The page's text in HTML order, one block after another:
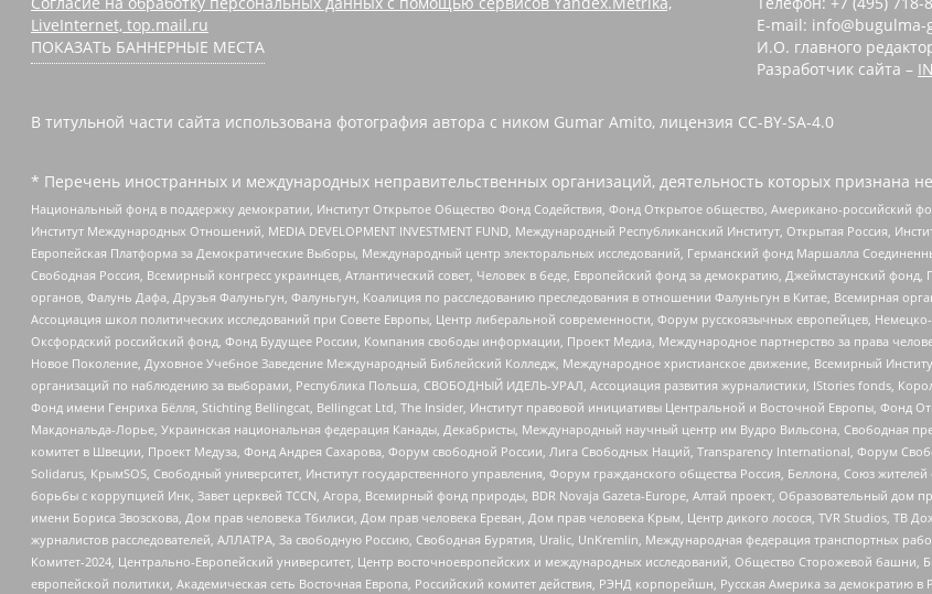
LiveInternet, top.mail.ru
ПОКАЗАТЬ БАННЕРНЫЕ МЕСТА
E-mail: info@bugulma-
И.О. главного
Разработчик сайта –
В титульной части сайта использована фотография автора с ником Gumar Amito, лицензия CC-BY-SA-4.0
* Перечень иностранных и международных неправительственных организаций, деятельность которых признана
Национальный фонд в поддержку демократии, Институт Открытое Общество Фонд Содействия, Фонд Открытое общество, Американо-российский
Институт Международных Отношений, MEDIA DEVELOPMENT INVESTMENT FUND, Международный Республиканский Институт, Открытая Россия,
Европейская Платформа за Демократические Выборы, Международный центр электоральных исследований, Германский фонд Маршалла
Свободная Россия, Всемирный конгресс украинцев, Атлантический совет, Человек в беде, Европейский фонд за демократию, Джеймстаунский
органов, Фалунь Дафа, Друзья Фалуньгун, Фалуньгун, Коалиция по расследованию преследования в отношении Фалуньгун в Китае, Всемирная
Ассоциация школ политических исследований при Совете Европы, Центр либеральной современности, Форум русскоязычных европейцев,
Оксфордский российский фонд, Фонд Будущее России, Компания свободы информации, Проект Медиа, Международное партнерство за права
Новое Поколение, Духовное Учебное Заведение Международный Библейский Колледж, Международное христианское движение, Всемирный
организаций по наблюдению за выборами, Республика Польша, СВОБОДНЫЙ ИДЕЛЬ-УРАЛ, Ассоциация развития журналистики, IStories fonds,
Фонд имени Генриха Бёлля, Stichting Bellingcat, Bellingcat Ltd, The Insider, Институт правовой инициативы Центральной и Восточной Европы, Фонд
Макдональда-Лорье, Украинская национальная федерация Канады, Декабристы, Международный научный центр им Вудро Вильсона, Свободная
комитет в Швеции, Проект Медуза, Фонд Андрея Сахарова, Форум свободной России, Лига Свободных Наций, Transparеncy International, Форум
Solidarus, КрымSOS, Свободный университет, Институт государственного управления, Форум гражданского общества Россия, Беллона, Союз
борьбы с коррупцией Инк, Завет церквей TCCN, Агора, Всемирный фонд природы, BDR Novaja Gazeta-Europe, Алтай проект, Образовательный дом
имени Бориса Звозскова, Дом прав человека Тбилиси, Дом прав человека Ереван, Дом прав человека Крым, Центр дикого лосося, TVR Studios, ТВ
журналистов расследователей, АЛЛАТРА, За свободную Россию, Свободная Бурятия, Uralic, UnKremlin, Международная федерация транспортных
Комитет-2024, Центрально-Европейский университет, Центр восточноевропейских и международных исследований, Общество Сторожевой башни,
европейской политики, Академическая сеть Восточная Европа, Российский комитет действия, РЭНД корпорейшн, Русская Америка за демократию в